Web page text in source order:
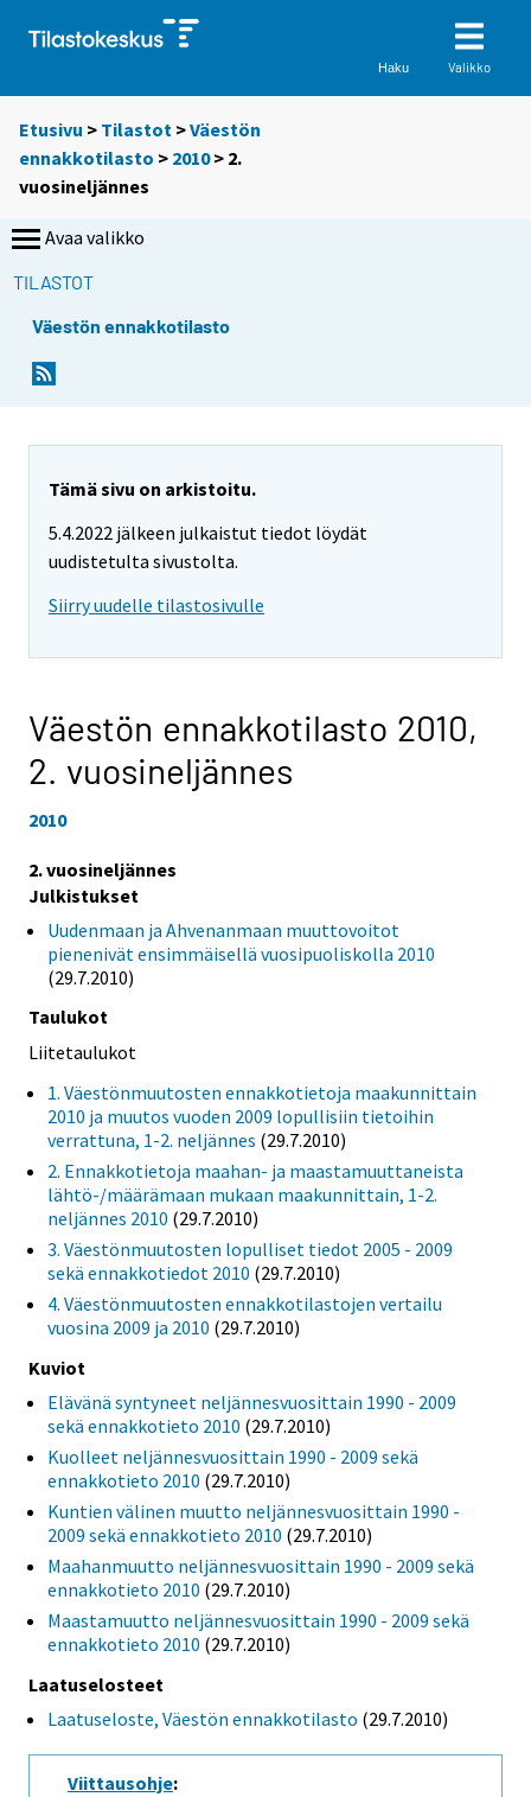
Haku Valikko
Etusivu > Tilastot >Väestön
ennakkotilasto > 2010> 2.
vuosineljännes
Avaa valikko
TILASTOT
Väestön ennakkotilasto
Tämä sivu on arkistoitu.
5.4.2022 jälkeen julkaistut tiedot löydät
uudistetulta sivustolta.
Siirry uudelle tilastosivulle
Väestön ennakkotilasto 2010,
2. vuosineljännes
2010
2. vuosineljännes
Julkistukset
Uudenmaan ja Ahvenanmaan muuttovoitot
pienenivät ensimmäisellä vuosipuoliskolla 2010
(29.7.2010)
Taulukot
Liitetaulukot
1. Väestönmuutosten ennakkotietoja maakunnittain
2010 ja muutos vuoden 2009 lopullisiin tietoihin
verrattuna, 1-2. neljännes (29.7.2010)
2. Ennakkotietoja maahan- ja maastamuuttaneista
lähtö-/määrämaan mukaan maakunnittain, 1-2.
neljännes 2010 (29.7.2010)
3. Väestönmuutosten lopulliset tiedot 2005 - 2009
sekä ennakkotiedot 2010 (29.7.2010)
4. Väestönmuutosten ennakkotilastojen vertailu
vuosina 2009 ja 2010 (29.7.2010)
Kuviot
Elävänä syntyneet neljännesvuosittain 1990 - 2009
sekä ennakkotieto 2010 (29.7.2010)
Kuolleet neljännesvuosittain 1990 - 2009 sekä
ennakkotieto 2010 (29.7.2010)
Kuntien välinen muutto neljännesvuosittain 1990 -
2009 sekä ennakkotieto 2010 (29.7.2010)
Maahanmuutto neljännesvuosittain 1990 - 2009 sekä
ennakkotieto 2010 (29.7.2010)
Maastamuutto neljännesvuosittain 1990 - 2009 sekä
ennakkotieto 2010 (29.7.2010)
Laatuselosteet
Laatuseloste, Väestön ennakkotilasto (29.7.2010)
Viittausohje: